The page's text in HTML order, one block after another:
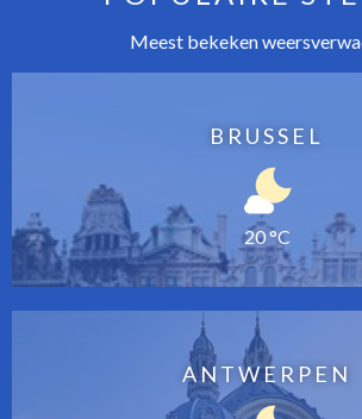
Meest bekeken
BRUSSEL
20 °C
ANTWERPEN